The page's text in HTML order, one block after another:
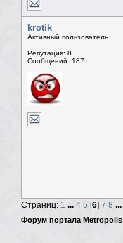
krotik
Активный пользователь
Репутация: 8
Сообщений: 187
Страниц: 1 ... 4 5 [6] 7 8 ...
Форум портала Metropolis